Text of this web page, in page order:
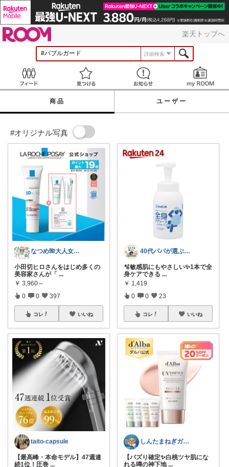
楽天トップへ
詳細検索
見つける お知らせ
商品 ユーザー
#オリジナル写真
なつめ🌺大人女子のお悩み美容🫧
小田切ヒロさんをはじめ多くの
美容家さんが「 ...
￥ 3,960～
0 0 397
コレ いいね
taito-capsule
【最高峰・本命モデル】47週連
続1位！圧巻 ...
40代パパが選ぶ 毎日がラクになる暮らし
🫧敏感肌にもやさしい✨1本で全
身ケアできる ...
￥ 1,419
0 0 23
コレ いいね
しんたまねぎガジェット
【バズり確定✨白桃ツヤ肌にな
れる噂の神下地 ...